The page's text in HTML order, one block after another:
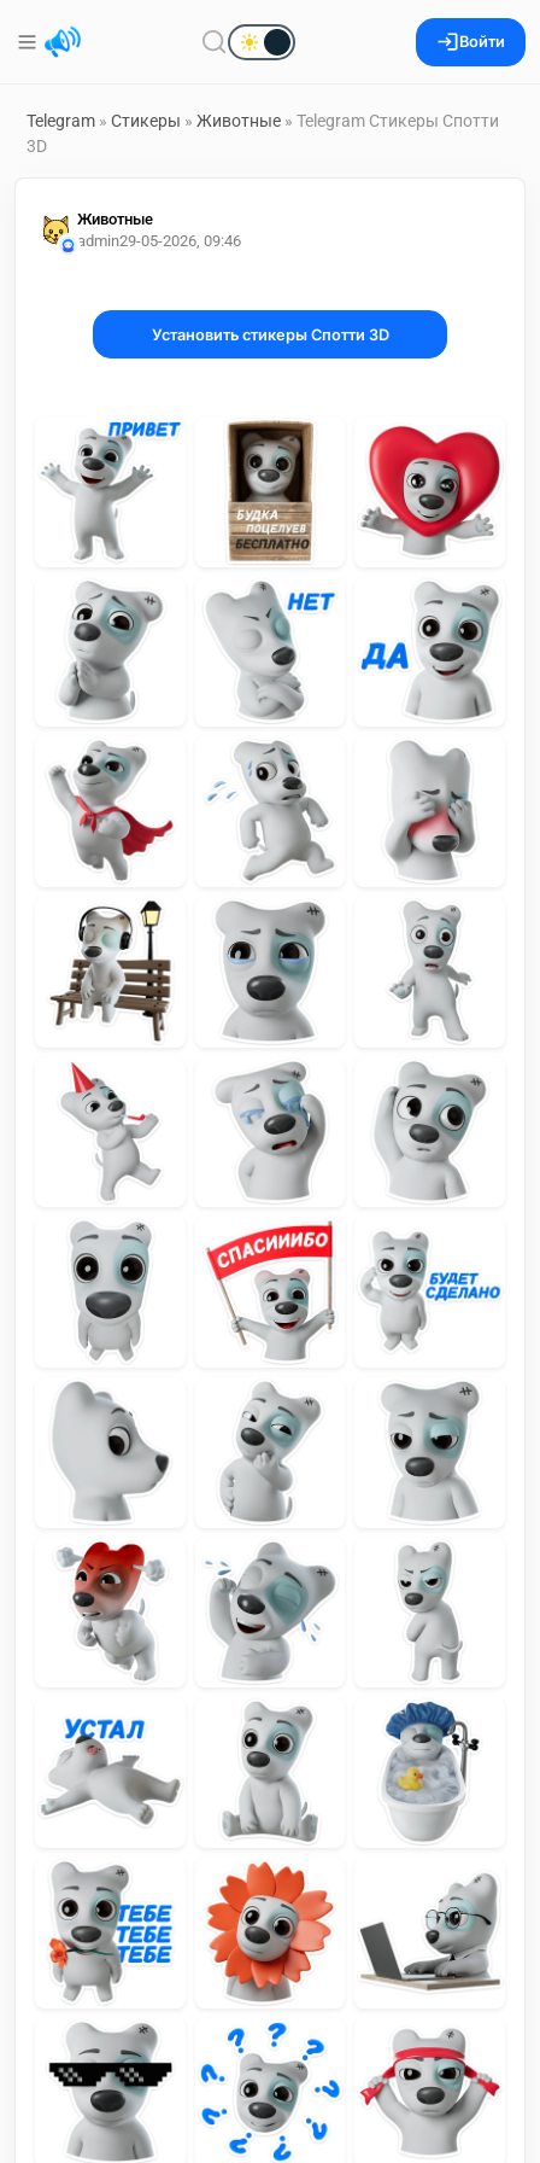
Войти
Telegram » Стикеры » Животные » Telegram Стикеры Спотти
3D
Животные
admin29-05-2026, 09:46
Установить стикеры Спотти 3D